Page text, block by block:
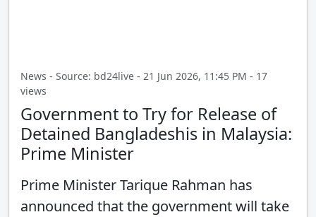
News - Source: bd24live - 21 Jun 2026, 11:45 PM - 17
views
Government to Try for Release of
Detained Bangladeshis in Malaysia:
Prime Minister
Prime Minister Tarique Rahman has
announced that the government will take